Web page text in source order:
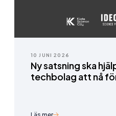
10 JUNI 2026
Ny satsning ska
techbolag att nå